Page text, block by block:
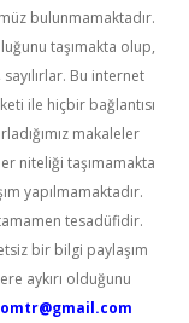
bulunmamaktadır.
taşımakta olup,
Bu internet
ile hiçbir bağlantısı
makaleler
niteliği taşımamakta
yapılmamaktadır.
tesadüfidir.
bir bilgi paylaşım
aykırı olduğunu